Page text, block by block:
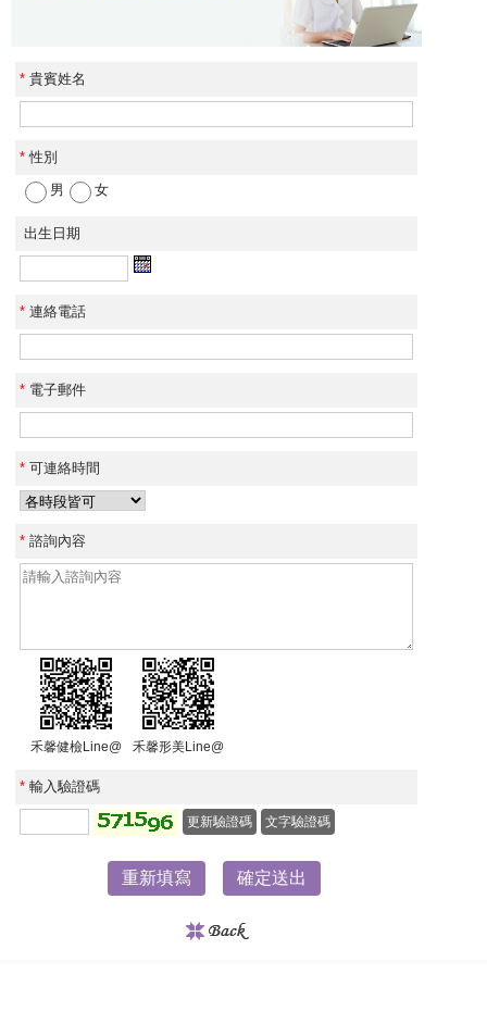
* 貴賓姓名
* 性別
男
女
出生日期
* 連絡電話
* 電子郵件
* 可連絡時間
* 諮詢內容
禾馨健檢Line@ 禾馨形美Line@
* 輸入驗證碼
更新驗證碼 文字驗證碼
重新填寫 確定送出